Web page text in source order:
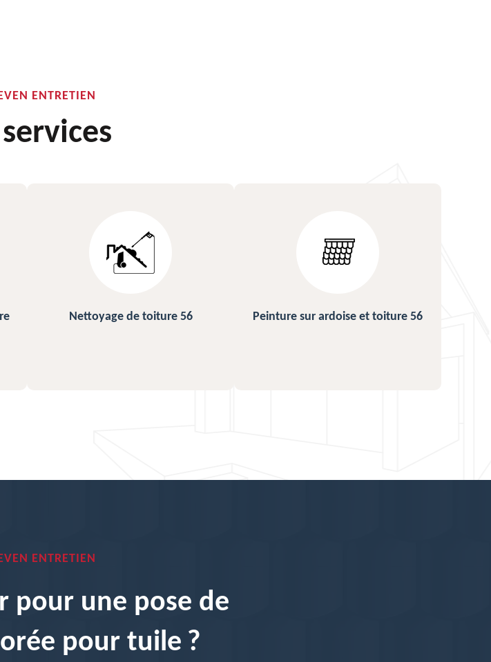
ENTRETIEN
Peinture sur ardoise et toiture 56 Urgence fuite de toiture 56
ENTRETIEN
pour une pose de
pour tuile ?